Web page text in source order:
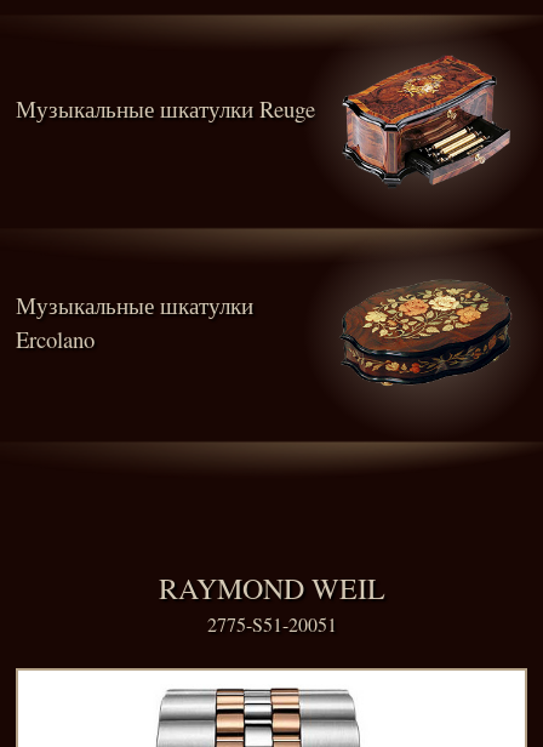
Музыкальные шкатулки Reuge
Музыкальные шкатулки
Ercolano
RAYMOND WEIL
2775-S51-20051